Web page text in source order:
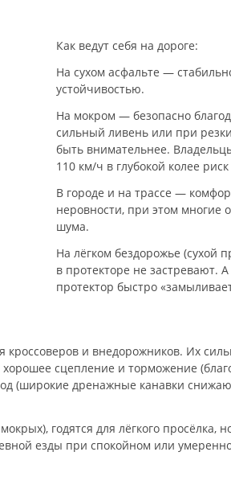
Как ведут себя на дороге:
На сухом асфальте —
устойчивостью.
На мокром — безопасно
сильный ливень или при
быть внимательнее.
110 км/ч в глубокой колее
В городе и на трассе —
неровности, при этом многие
шума.
На лёгком бездорожье (сухой
в протекторе не застревают.
протектор быстро
и внедорожников. Их
сцепление и торможение
(широкие дренажные канавки
годятся для лёгкого просёлка,
езды при спокойном или